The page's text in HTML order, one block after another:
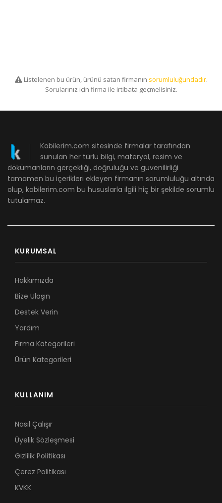
Listelenen bu ürün, ürünü satan firmanın sorumluluğundadır.
Sorularınız için firma ile irtibata geçmelisiniz.
Kobilerim.com sitesinde firmalar tarafından
sunulan her türlü bilgi, materyal, resim ve
dökümanların gerçekliği, doğruluğu ve güvenilirliği
tamamen bu içerikleri ekleyen firmanın sorumluluğu altında
olup, kobilerim.com bu hususlarla ilgili hiç bir şekilde sorumlu
tutulamaz.
KURUMSAL
Hakkımızda
Bize Ulaşın
Destek Verin
Yardım
Firma Kategorileri
Ürün Kategorileri
KULLANIM
Nasıl Çalışır
Üyelik Sözleşmesi
Gizlilik Politikası
Çerez Politikası
KVKK